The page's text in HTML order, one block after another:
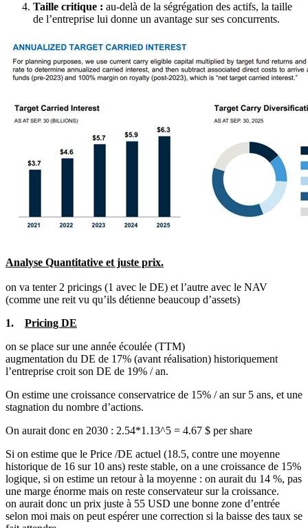
Taille critique : au-delà de la ségrégation des actifs, la taille
de l’entreprise lui donne un avantage sur ses concurrents.
Analyse Quantitative et juste prix.
on va tenter 2 pricings (1 avec le DE) et l’autre avec le NAV
(comme une reit vu qu’ils détienne beaucoup d’assets)
1.
Pricing DE
on se place sur une année écoulée (TTM)
augmentation du DE de 17% (avant réalisation) historiquement
l’entreprise croit son DE de 19% / an.
On estime une croissance conservatrice de 15% / an sur 5 ans, et une
stagnation du nombre d’actions.
On aurait donc en 2030 : 2.54*1.13^5 = 4.67 $ per share
Si on estime que le Price /DE actuel (18.5, contre une moyenne
historique de 16 sur 10 ans) reste stable, on a une croissance de 15%
logique, si on estime un retour à la moyenne : on aurait du 14 %, pas
une marge énorme mais on reste conservateur sur la croissance.
on aurait donc un prix juste à 55 USD une bonne zone d’entrée
selon moi mais on peut espérer une correction si la baisse des taux se